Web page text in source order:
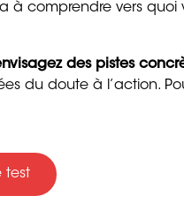
logistique. De
des stocks,
vous ont
curieux et avez
métier de ce
avez également
messages
lecture
à comprendre vers quoi
des pistes
du doute à l’action.
test